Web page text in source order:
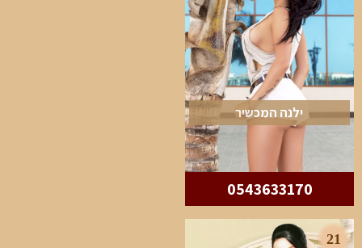
ילנה המכשיר
0543633170
21